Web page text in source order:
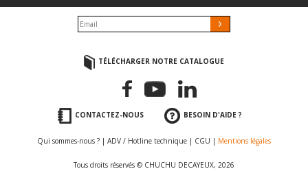
TÉLÉCHARGER NOTRE CATALOGUE
CONTACTEZ-NOUS BESOIN D'AIDE ?
Qui sommes-nous ? | ADV / Hotline technique | CGU | Mentions légales
Tous droits réservés © CHUCHU DECAYEUX, 2026